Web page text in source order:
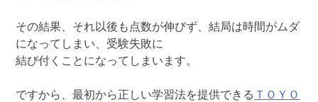
その結果、それ以後も点数が伸びず、結局は時間がムダ
になってしまい、受験失敗に
結び付くことになってしまいます。
ですから、最初から正しい学習法を提供できる ＴＯＹＯ